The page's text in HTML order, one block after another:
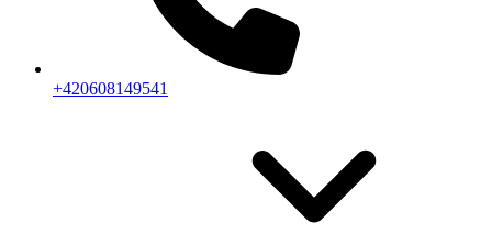
+420608149541